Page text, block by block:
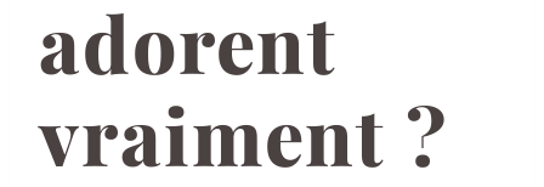
adorent
vraiment ?